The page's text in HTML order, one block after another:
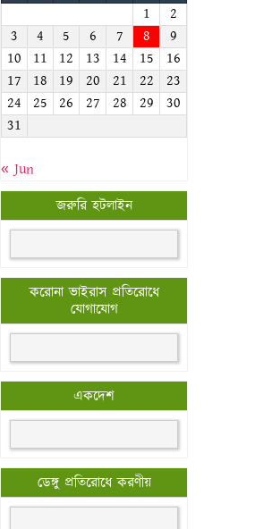
1
2
3
4 5 6 7 8
9
10
11 12 13 14 15
16
17
18 19 20 21 22
23
24
25 26 27 28 29
30
31
« Jun
জরুরি হটলাইন
করোনা ভাইরাস প্রতিরোধে
যোগাযোগ
একদেশ
ডেঙ্গু প্রতিরোধে করণীয়